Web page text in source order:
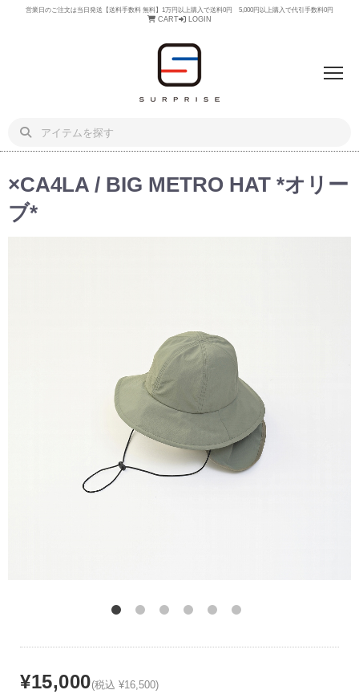
営業日のご注文は当日発送【送料手数料 無料】1万円以上購入で送料0円 5,000円以上購入で代引手数料0円
CART LOGIN
×CA4LA / BIG METRO HAT *オリー
ブ*
¥15,000(税込 ¥16,500)